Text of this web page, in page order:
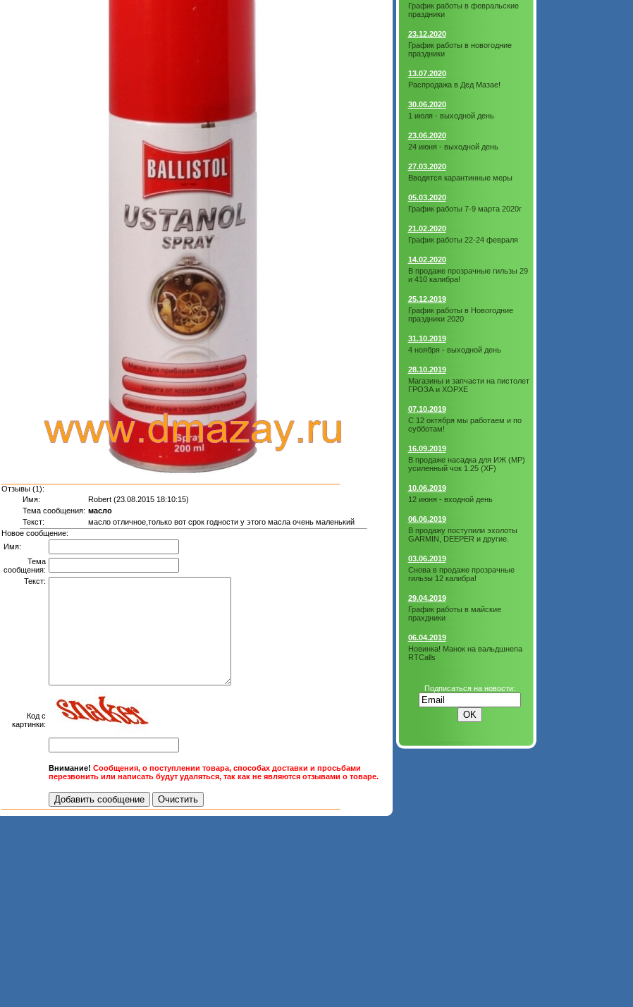
Отзывы (1):
Имя:
Robert (23.08.2015 18:10:15)
Тема сообщения: масло
Текст:
масло отличное,только вот срок годности у этого масла очень маленький
Новое сообщение:
Имя:
Тема
сообщения:
Текст:
Код с
картинки:
Внимание! Сообщения, о поступлении товара, способах доставки и просьбами
перезвонить или написать будут удаляться, так как не являются отзывами о товаре.
График работы в февральские
праздники
23.12.2020
График работы в новогодние
праздники
13.07.2020
Распродажа в Дед Мазае!
30.06.2020
1 июля - выходной день
23.06.2020
24 июня - выходной день
27.03.2020
Вводятся карантинные меры
05.03.2020
График работы 7-9 марта 2020г
21.02.2020
График работы 22-24 февраля
14.02.2020
В продаже прозрачные гильзы 29
и 410 калибра!
25.12.2019
График работы в Новогодние
праздники 2020
31.10.2019
4 ноября - выходной день
28.10.2019
Магазины и запчасти на пистолет
ГРОЗА и ХОРХЕ
07.10.2019
С 12 октября мы работаем и по
субботам!
16.09.2019
В продаже насадка для ИЖ (МР)
усиленный чок 1.25 (XF)
10.06.2019
12 июня - входной день
06.06.2019
В продажу поступили эхолоты
GARMIN, DEEPER и другие.
03.06.2019
Снова в продаже прозрачные
гильзы 12 калибра!
29.04.2019
График работы в майские
прахдники
06.04.2019
Новинка! Манок на вальдшнепа
RTCalls
Подписаться на новости: